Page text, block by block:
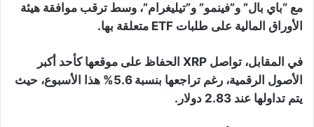
مع “باي بال” و”فينمو” و”تيليغرام”، وسط ترقب موافقة هيئة
الأوراق المالية على طلبات ETF متعلقة بها.
في المقابل، تواصل XRP الحفاظ على موقعها كأحد أكبر
الأصول الرقمية، رغم تراجعها بنسبة 5.6% هذا الأسبوع، حيث
يتم تداولها عند 2.83 دولار.